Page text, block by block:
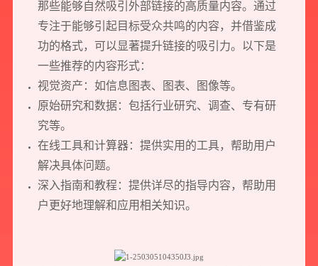
那些能够自然吸引外部链接的高质量内容。通过
专注于能够引起目标受众共鸣的内容，并借鉴成
功的格式，可以显著提升链接的吸引力。以下是
一些推荐的内容形式：
视觉资产：如信息图表、图表、图像等。
原始研究和数据：包括行业研究、调查、专有研
究等。
在线工具和计算器：提供实用的工具，帮助用户
解决具体问题。
深入指南和教程：提供详尽的指导内容，帮助用
户更好地理解和应用相关知识。